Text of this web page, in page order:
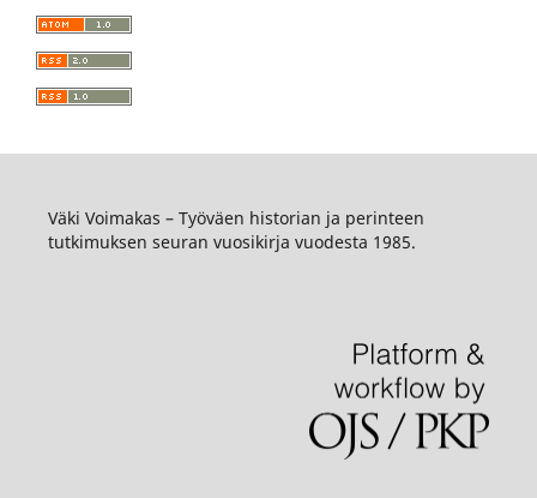
Väki Voimakas – Työväen historian ja perinteen
tutkimuksen seuran vuosikirja vuodesta 1985.